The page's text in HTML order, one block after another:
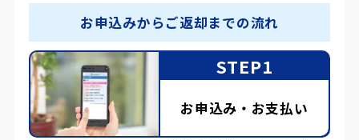
お申込みからご返却までの流れ
STEP1
お申込み・お支払い